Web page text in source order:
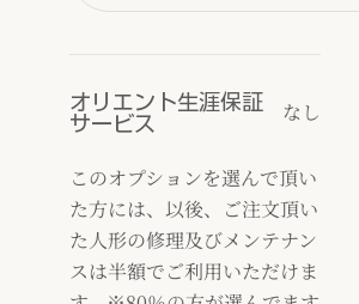
オリエント生涯保証
サービス
なし
このオプションを選んで頂い
た方には、以後、ご注文頂い
た人形の修理及びメンテナン
スは半額でご利用いただけま